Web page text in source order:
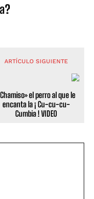
ARTÍCULO SIGUIENTE
el perro al que le
encanta la ¡ Cu-cu-cu-
Cumbia ! VIDEO